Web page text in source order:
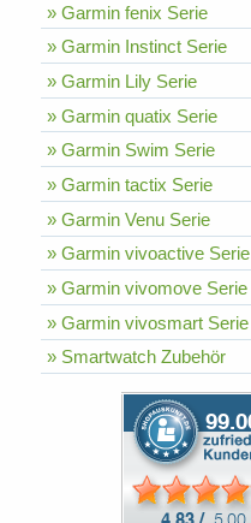
» Garmin fenix Serie
» Garmin Instinct Serie
» Garmin Lily Serie
» Garmin quatix Serie
» Garmin Swim Serie
» Garmin tactix Serie
» Garmin Venu Serie
» Garmin vivoactive Serie
» Garmin vivomove Serie
» Garmin vivosmart Serie
» Smartwatch Zubehör